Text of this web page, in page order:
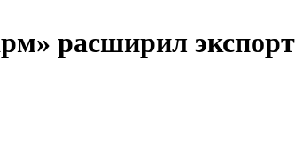
расширил экспорт